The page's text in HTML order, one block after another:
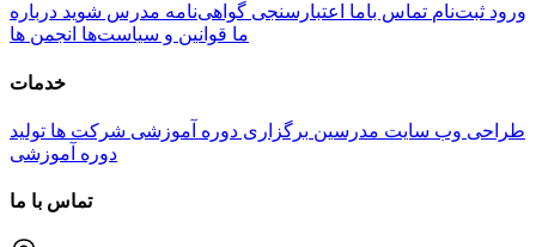
ورود ثبت‌نام تماس باما اعتبارسنجی گواهی‌نامه مدرس شوید درباره
ما قوانین و سیاست‌ها انجمن ها
خدمات
طراحی وب سایت مدرسین برگزاری دوره آموزشی شرکت ها تولید
دوره آموزشی
تماس با ما